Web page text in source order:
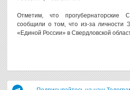
Отметим, что
сообщили о том, что из-за личности
«Единой России» в Свердловской